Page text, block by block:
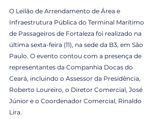
O Leilão de Arrendamento de Área e
Infraestrutura Pública do Terminal Marítimo
de Passageiros de Fortaleza foi realizado na
última sexta-feira (11), na sede da B3, em São
Paulo. O evento contou com a presença de
representantes da Companhia Docas do
Ceará, incluindo o Assessor da Presidência,
Roberto Loureiro, o Diretor Comercial, José
Júnior e o Coordenador Comercial, Rinaldo
Lira.